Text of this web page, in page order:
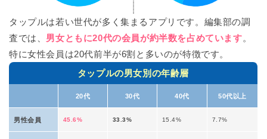
タップルは若い世代が多く集まるアプリです。編集部の調
査では、 男女ともに20代の会員が約半数を占めています。
特に女性会員は20代前半が6割と多いのが特徴です。
タップルの男女別の年齢層
20代 30代 40代 50代以上
男性会員 45.6% 33.3% 15.4% 7.7%